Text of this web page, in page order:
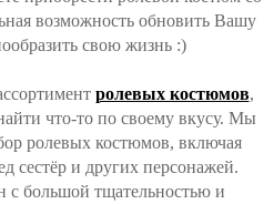
возможность обновить Вашу
свою жизнь :)
ролевых костюмов,
что-то по своему вкусу. Мы
ролевых костюмов, включая
сестёр и других персонажей.
большой тщательностью и